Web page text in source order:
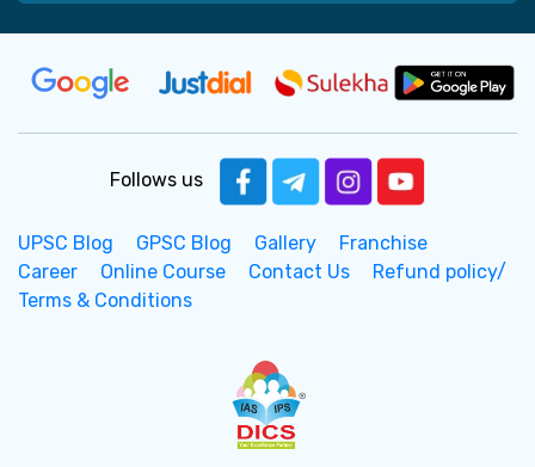
Follows us
UPSC Blog GPSC Blog Gallery
Franchise
Career
Online Course Contact Us
Refund policy/
Terms & Conditions